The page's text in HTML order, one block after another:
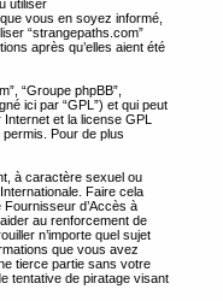
utiliser
vous en soyez informé,
“strangepaths.com”
après qu’elles aient été
“Groupe phpBB”,
ici par “GPL”) et qui peut
et la license GPL
Pour de plus
à caractère sexuel ou
Faire cela
d’Accès à
au renforcement de
n’importe quel sujet
que vous avez
tierce partie sans votre
tentative de piratage visant